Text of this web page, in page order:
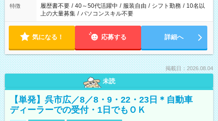
ません
特徴 履歴書不要 / 40～50代活躍中 / 服装自由 / シフト勤務 / 10名以
上の大量募集 / パソコンスキル不要
気になる！ 応募する 詳細へ
掲載日：2026.08.04
未読
【単発】呉市広／8／8・9・22・23日＊自動車
ディーラーでの受付・1日でもＯＫ